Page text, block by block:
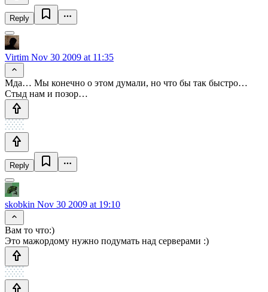
Reply
Virtim Nov 30 2009 at 11:35
Мда… Мы конечно о этом думали, но что бы так быстро…
Стыд нам и позор…
Reply
skobkin Nov 30 2009 at 19:10
Вам то что:)
Это мажордому нужно подумать над серверами :)